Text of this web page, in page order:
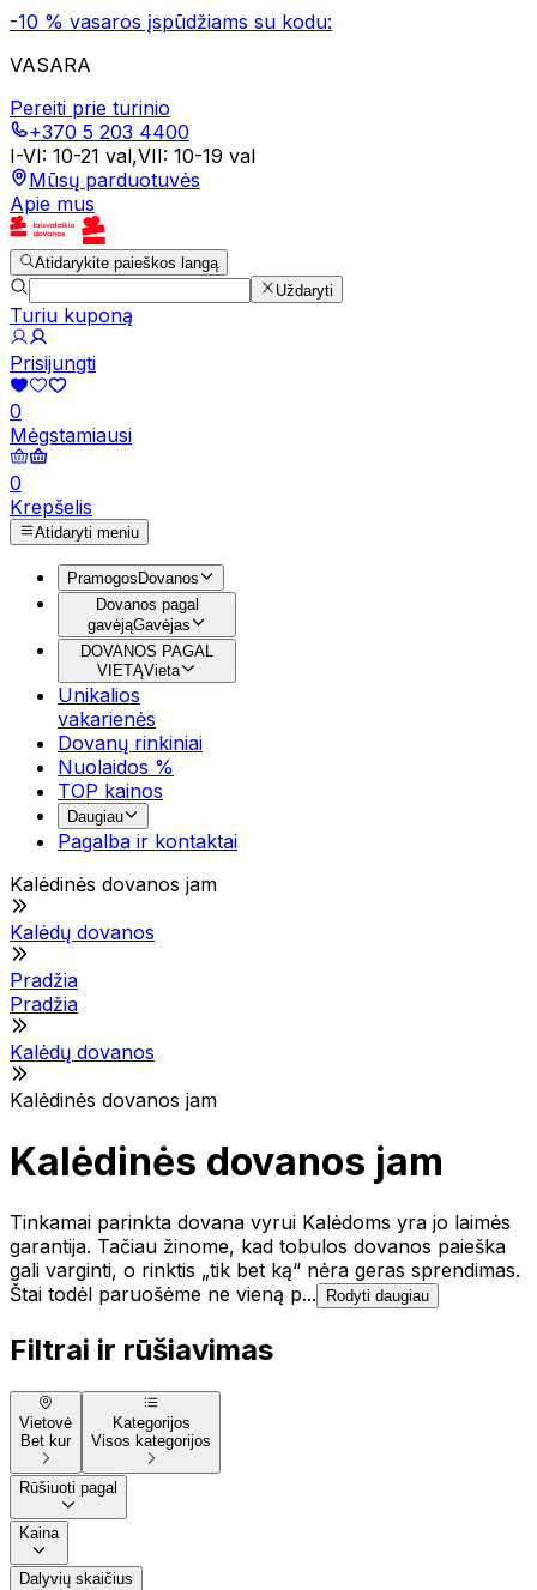
-10 % vasaros įspūdžiams su kodu:
VASARA
Pereiti prie turinio
+370 5 203 4400
I-VI: 10-21 val,VII: 10-19 val
Mūsų parduotuvės
Apie mus
Atidarykite paieškos langą
Uždaryti
Turiu kuponą
Prisijungti
0
Mėgstamiausi
0
Krepšelis
Atidaryti meniu
Pramogos Dovanos
Dovanos pagal
gavėjąGavėjas
DOVANOS PAGAL
VIETĄVieta
Unikalios
vakarienės
Dovanų rinkiniai
Nuolaidos %
TOP kainos
Daugiau
Pagalba ir kontaktai
Kalėdinės dovanos jam
Kalėdų dovanos
Pradžia
Pradžia
Kalėdų dovanos
Kalėdinės dovanos jam
Kalėdinės dovanos jam
Tinkamai parinkta dovana vyrui Kalėdoms yra jo laimės
garantija. Tačiau žinome, kad tobulos dovanos paieška
gali varginti, o rinktis „tik bet ką“ nėra geras sprendimas.
Štai todėl paruošėme ne vieną p...
Rodyti daugiau
Filtrai ir rūšiavimas
Vietovė
Bet kur
Kategorijos
Visos kategorijos
Rūšiuoti pagal
Kaina
Dalyvių skaičius